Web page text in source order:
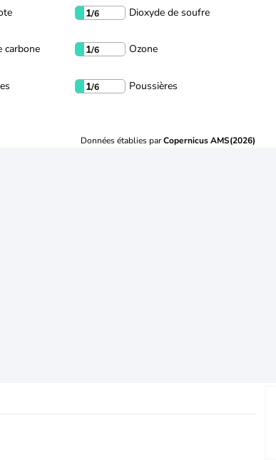
1/6 Dioxyde de soufre
carbone 1/6 Ozone
1/6 Poussières
Données établies parCopernicus AMS(2026)